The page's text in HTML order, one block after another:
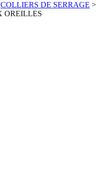
COLLIERS DE SERRAGE >
OREILLES